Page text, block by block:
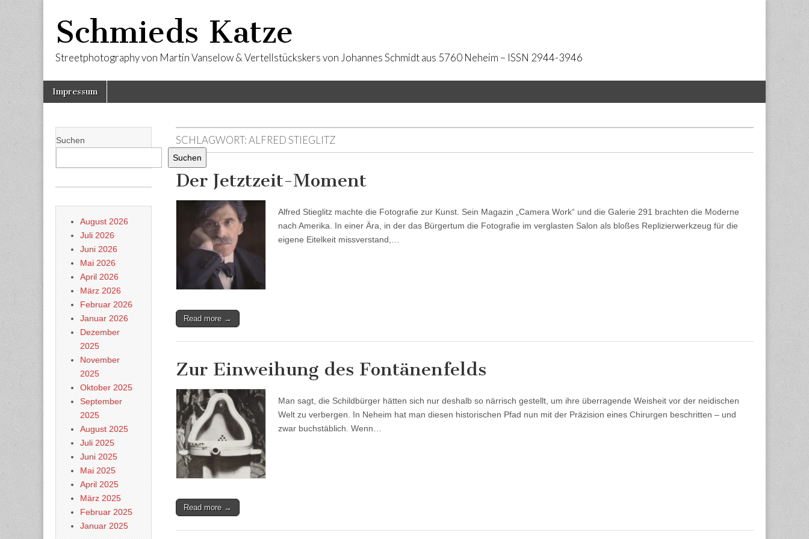
Schmieds Katze
Streetphotography von Martin Vanselow & Vertellstückskers von Johannes Schmidt aus 5760 Neheim – ISSN 2944-3946
Main
menu
Skip
Impressum
SCHLAGWORT:ALFRED STIEGLITZ
Der Jetztzeit-Moment
Alfred Stieglitz machte die Fotografie zur Kunst. Sein Magazin „Camera Work“ und die Galerie 291 brachten die Moderne
nach Amerika. In einer Ära, in der das Bürgertum die Fotografie im verglasten Salon als bloßes Replizierwerkzeug für die
eigene Eitelkeit missverstand,…
Read more →
Zur Einweihung des Fontänenfelds
Man sagt, die Schildbürger hätten sich nur deshalb so närrisch gestellt, um ihre überragende Weisheit vor der neidischen
Welt zu verbergen. In Neheim hat man diesen historischen Pfad nun mit der Präzision eines Chirurgen beschritten – und
zwar buchstäblich. Wenn…
Read more →
Suchen
Suchen
August 2026
Juli 2026
Juni 2026
Mai 2026
April 2026
März 2026
Februar 2026
Januar 2026
Dezember
2025
November
2025
Oktober 2025
September
2025
August 2025
Juli 2025
Juni 2025
Mai 2025
April 2025
März 2025
Februar 2025
Januar 2025